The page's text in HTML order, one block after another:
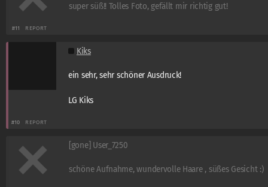
super süß!! Tolles Foto, gefällt mir richtig gut!
#11 REPORT
Kiks
ein sehr, sehr schöner Ausdruck!
LG Kiks
#10 REPORT
[gone] User_7250
schöne Aufnahme, wundervolle Haare , süßes Gesicht :)